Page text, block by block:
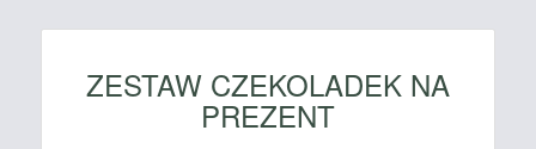
ZESTAW CZEKOLADEK NA
PREZENT